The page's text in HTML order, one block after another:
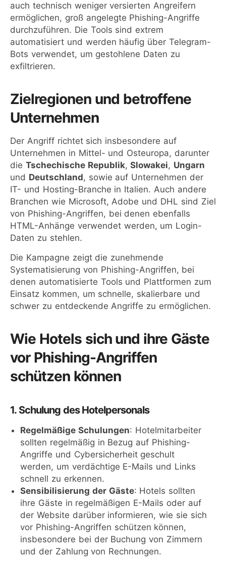
auch technisch weniger versierten Angreifern
ermöglichen, groß angelegte Phishing-Angriffe
durchzuführen. Die Tools sind extrem
automatisiert und werden häufig über Telegram-
Bots verwendet, um gestohlene Daten zu
exfiltrieren.
Zielregionen und betroffene
Unternehmen
Der Angriff richtet sich insbesondere auf
Unternehmen in Mittel- und Osteuropa, darunter
die Tschechische Republik,Slowakei, Ungarn
und Deutschland, sowie auf Unternehmen der
IT- und Hosting-Branche in Italien. Auch andere
Branchen wie Microsoft, Adobe und DHL sind Ziel
von Phishing-Angriffen, bei denen ebenfalls
HTML-Anhänge verwendet werden, um Login-
Daten zu stehlen.
Die Kampagne zeigt die zunehmende
Systematisierung von Phishing-Angriffen, bei
denen automatisierte Tools und Plattformen zum
Einsatz kommen, um schnelle, skalierbare und
schwer zu entdeckende Angriffe zu ermöglichen.
Wie Hotels sich und ihre Gäste
vor Phishing-Angriffen
schützen können
1. Schulung des Hotelpersonals
Regelmäßige Schulungen: Hotelmitarbeiter
sollten regelmäßig in Bezug auf Phishing-
Angriffe und Cybersicherheit geschult
werden, um verdächtige E-Mails und Links
schnell zu erkennen.
Sensibilisierung der Gäste: Hotels sollten
ihre Gäste in regelmäßigen E-Mails oder auf
der Website darüber informieren, wie sie sich
vor Phishing-Angriffen schützen können,
insbesondere bei der Buchung von Zimmern
und der Zahlung von Rechnungen.